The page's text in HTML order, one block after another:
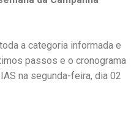
a categoria informada e
passos e o cronograma
na segunda-feira, dia 02